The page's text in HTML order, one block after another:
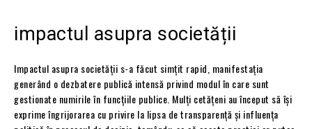
impactul asupra societății
Impactul asupra societății s-a făcut simțit rapid, manifestația
generând o dezbatere publică intensă privind modul în care sunt
gestionate numirile în funcțiile publice. Mulți cetățeni au început să își
exprime îngrijorarea cu privire la lipsa de transparență și influența